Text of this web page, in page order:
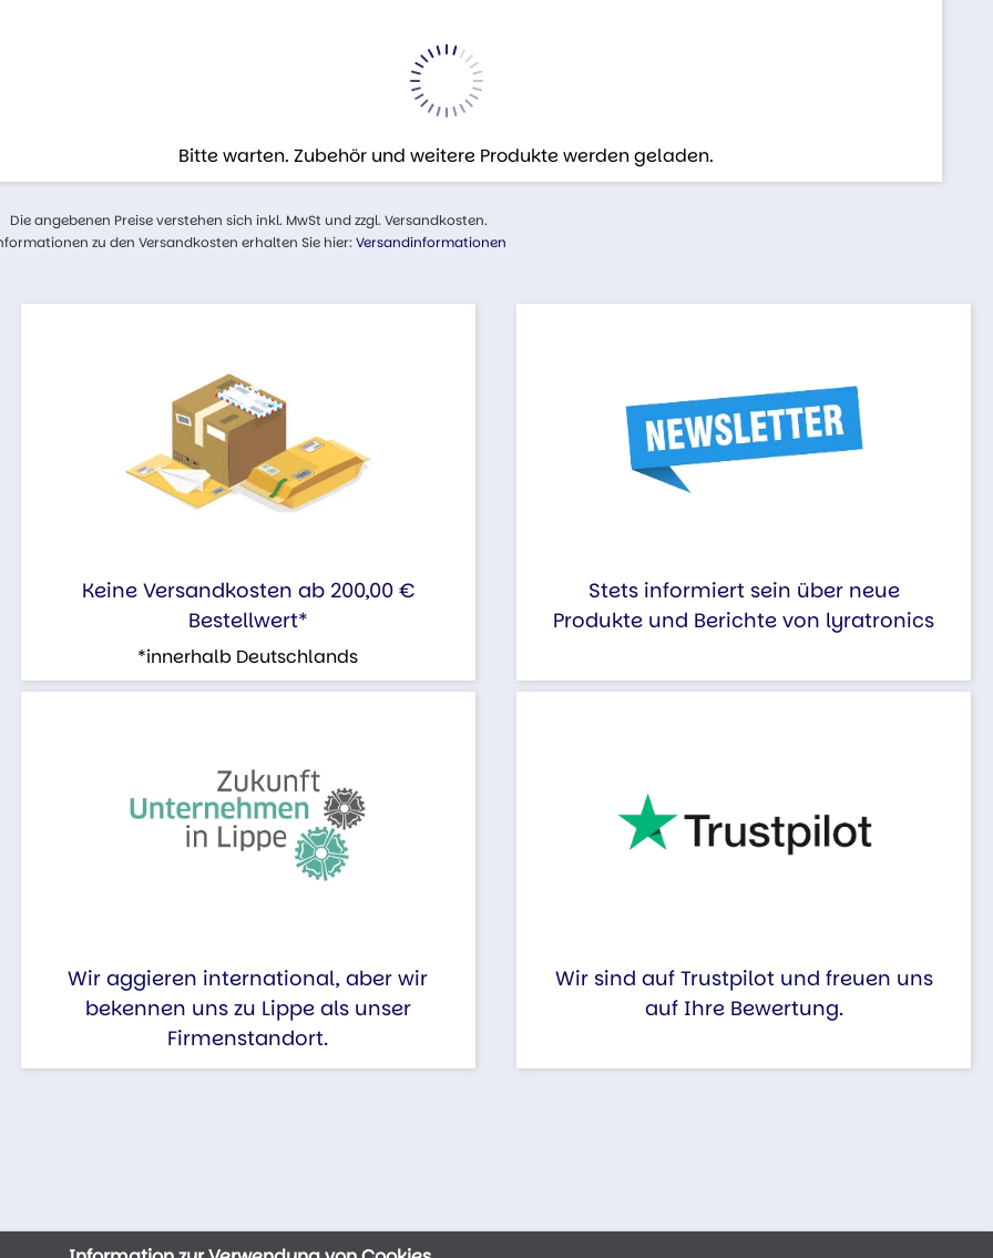
Bitte warten. Zubehör und weitere Produkte werden geladen.
Die angebenen Preise verstehen sich inkl. MwSt und zzgl. Versandkosten.
zu den Versandkosten erhalten Sie hier: Versandinformationen
Keine Versandkosten ab 200,00 €
Bestellwert*
*innerhalb Deutschlands
Stets informiert sein über neue
Produkte und Berichte von lyratronics
Wir aggieren international, aber wir
bekennen uns zu Lippe als unser
Firmenstandort.
Wir sind auf Trustpilot und freuen uns
auf Ihre Bewertung.